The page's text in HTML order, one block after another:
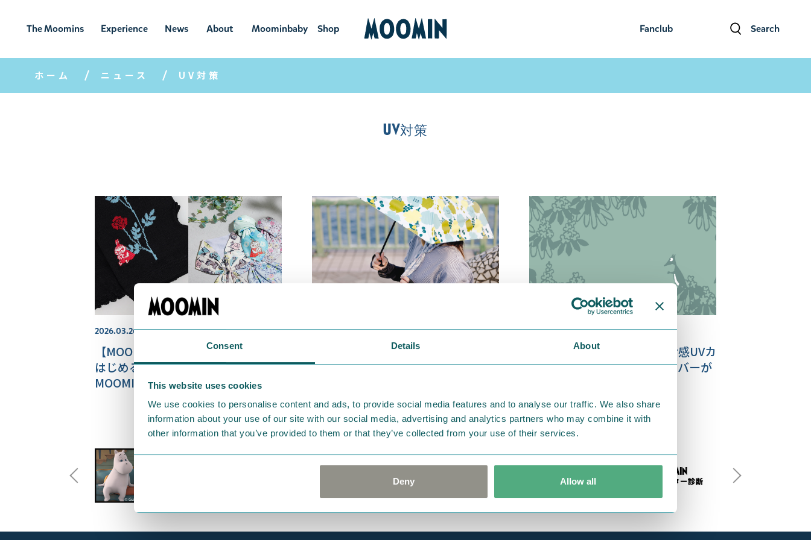
Consent Details About
This website uses cookies
We use cookies to personalise content and ads, to provide social media features and to analyse our traffic. We also share
information about your use of our site with our social media, advertising and analytics partners who may combine it with
other information that you’ve provided to them or that they’ve collected from your use of their services.
Deny Allow all
Fanclub Search
The Moomins
ムーミンの
世界
Experience
ムーミンの世
界を楽しむ
News
ニュ
ース
About
ムーミン
について
Moominbaby
ムーミンベ
Shop
ショ
ホーム ニュース UV対策
UV対策
2026.03.26
【MOOMIN SHOP ONLINE】春から
はじめる、UV・紫外線対策特集！
MOOMIN ARABIA やカーサインな
ど新商品情報もお届け♪
2025.04.10
【MOOMIN SHOP ONLINE】強い日
差しもムーミンたちと快適に♪UV対
2021.04.02
アウトドアやドライブに！冷感UVカ
ットのヘアバンド＆アームカバーが